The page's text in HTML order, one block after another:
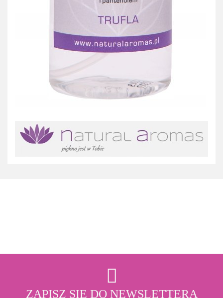
ZAPISZ SIĘ DO NEWSLETTERA